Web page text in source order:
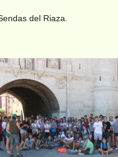
del Riaza.